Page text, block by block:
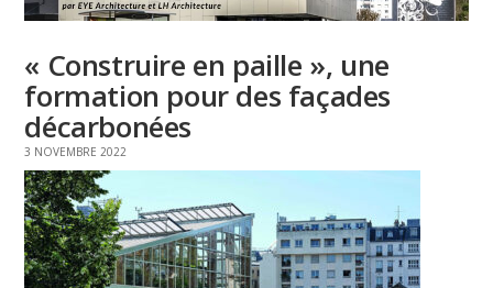
« Construire en paille », une
formation pour des façades
décarbonées
3 NOVEMBRE 2022